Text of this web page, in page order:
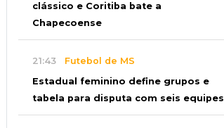
clássico e Coritiba bate a
Chapecoense
21:43 Futebol de MS
Estadual feminino define grupos e
tabela para disputa com seis equipes